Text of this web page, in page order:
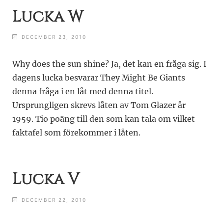
Lucka W
DECEMBER 23, 2010
Why does the sun shine? Ja, det kan en fråga sig. I
dagens lucka besvarar They Might Be Giants
denna fråga i en låt med denna titel.
Ursprungligen skrevs låten av Tom Glazer år
1959. Tio poäng till den som kan tala om vilket
faktafel som förekommer i låten.
Lucka V
DECEMBER 22, 2010